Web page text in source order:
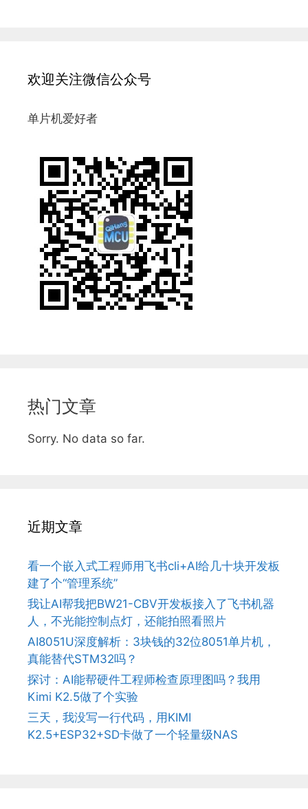
欢迎关注微信公众号
单片机爱好者
热门文章
Sorry. No data so far.
近期文章
看一个嵌入式工程师用飞书cli+AI给几十块开发板
建了个“管理系统”
我让AI帮我把BW21-CBV开发板接入了飞书机器
人，不光能控制点灯，还能拍照看照片
AI8051U深度解析：3块钱的32位8051单片机，
真能替代STM32吗？
探讨：AI能帮硬件工程师检查原理图吗？我用
Kimi K2.5做了个实验
三天，我没写一行代码，用KIMI
K2.5+ESP32+SD卡做了一个轻量级NAS